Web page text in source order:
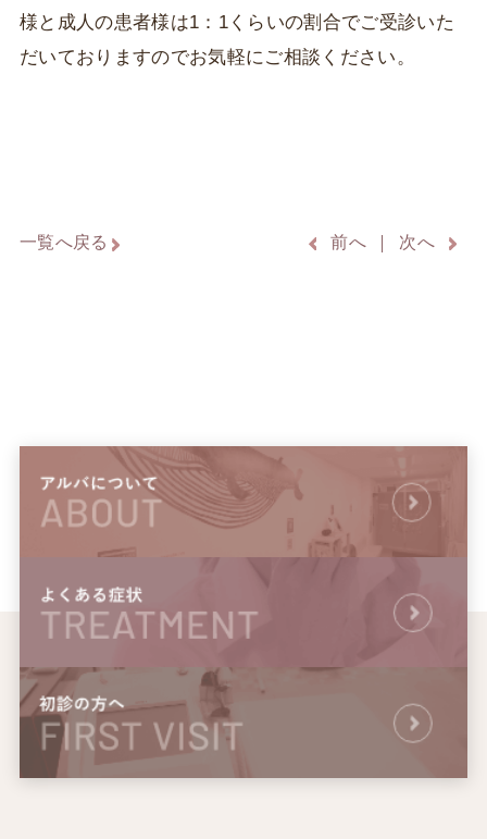
様と成人の患者様は1：1くらいの割合でご受診いた
だいておりますのでお気軽にご相談ください。
一覧へ戻る 前へ 次へ